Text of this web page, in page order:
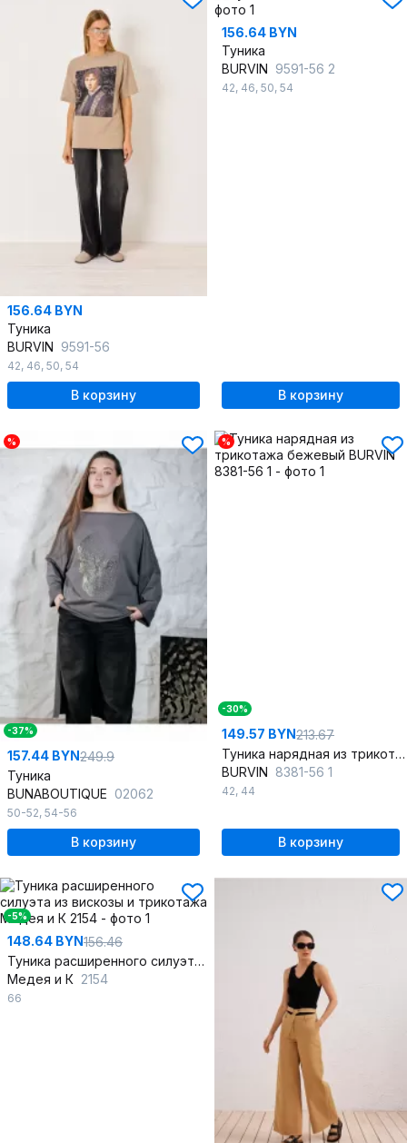
156.64 BYN
Туника
BURVIN 9591-56
42, 46, 50, 54
В корзину
156.64 BYN
Туника
BURVIN 9591-56 2
42, 46, 50, 54
В корзину
%
-37%
157.44 BYN249.9
Туника
BUNABOUTIQUE 02062
50-52, 54-56
В корзину
%
-30%
149.57 BYN213.67
Туника нарядная из трикотажа бежевый
BURVIN 8381-56 1
42, 44
В корзину
-5%
148.64 BYN156.46
Туника расширенного силуэта из вискозы и трикотажа
Медея и К 2154
66